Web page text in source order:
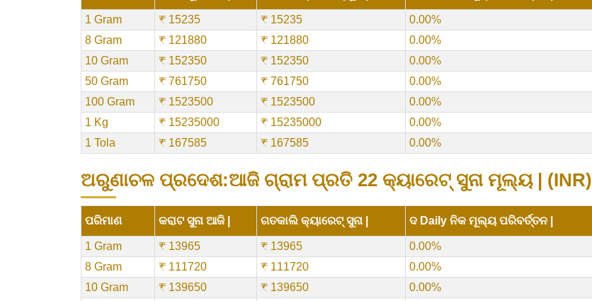
1 Gram ₹ 15235 ₹ 15235
0.00%
8 Gram
₹ 121880 ₹ 121880
0.00%
10 Gram
₹ 152350 ₹ 152350
0.00%
50 Gram
₹ 761750 ₹ 761750
0.00%
100 Gram
₹ 1523500 ₹ 1523500
0.00%
1 Kg
₹ 15235000 ₹ 15235000
0.00%
1 Tola
₹ 167585 ₹ 167585 0.00%
ଅରୁଣାଚଳ ପ୍ରଦେଶ:ଆଜି ଗ୍ରାମ ପ୍ରତି 22 କ୍ୟାରେଟ୍ ସୁନା ମୂଲ୍ୟ | (INR)
ପରିମାଣ କରାଟ ସୁନା ଆଜି | ଗତକାଲି କ୍ୟାରେଟ୍ ସୁନା | ଦ Daily ନିକ ମୂଲ୍ୟ ପରିବର୍ତ୍ତନ |
1 Gram ₹ 13965 ₹ 13965
0.00%
8 Gram
₹ 111720 ₹ 111720
0.00%
10 Gram
₹ 139650 ₹ 139650
0.00%